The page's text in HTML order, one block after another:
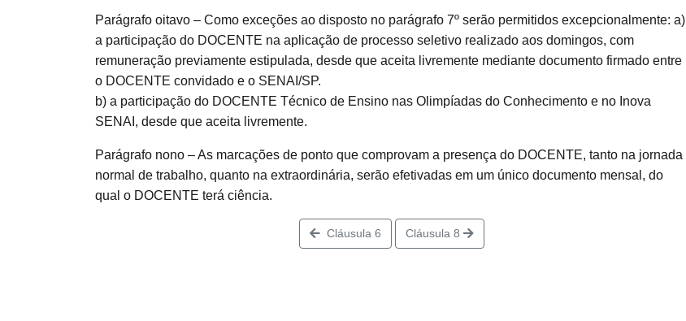
Parágrafo oitavo – Como exceções ao disposto no parágrafo 7º serão permitidos excepcionalmente: a)
a participação do DOCENTE na aplicação de processo seletivo realizado aos domingos, com
remuneração previamente estipulada, desde que aceita livremente mediante documento firmado entre
o DOCENTE convidado e o SENAI/SP.
b) a participação do DOCENTE Técnico de Ensino nas Olimpíadas do Conhecimento e no Inova
SENAI, desde que aceita livremente.
Parágrafo nono – As marcações de ponto que comprovam a presença do DOCENTE, tanto na jornada
normal de trabalho, quanto na extraordinária, serão efetivadas em um único documento mensal, do
qual o DOCENTE terá ciência.
Cláusula 6 Cláusula 8